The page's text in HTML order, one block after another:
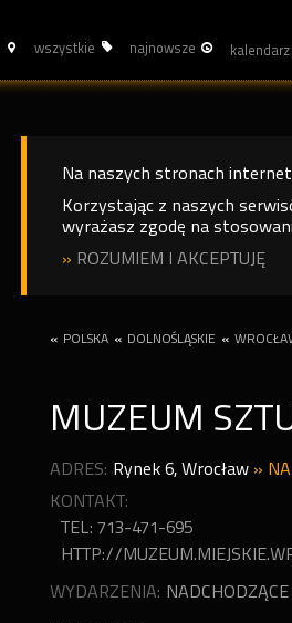
wszystkie najnowsze
Na naszych stronach
Korzystając z naszych
wyrażasz zgodę na
» ROZUMIEM I AKCEPTUJĘ
« POLSKA « DOLNOŚLĄSKIE «
MUZEUM
ADRES: Rynek 6, Wrocław »
KONTAKT:
TEL: 713-471-695
HTTP://
WYDARZENIA: NADCHODZĄCE